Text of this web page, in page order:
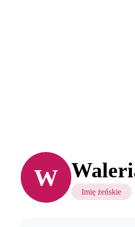
W
Imię żeńskie